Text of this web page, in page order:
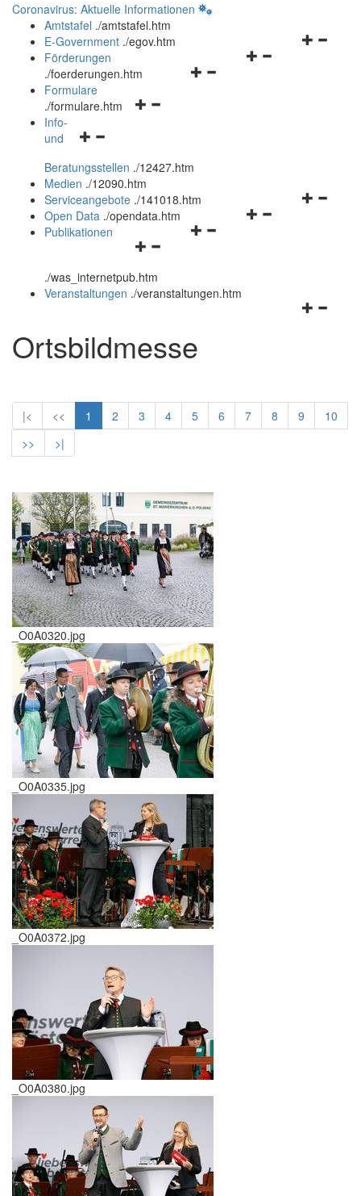
Coronavirus: Aktuelle Informationen
Amtstafel ./amtstafel.htm
Navigationsmenü
E-Government ./egov.htm
Navigationsmenü
Förderungen
./foerderungen.htm
Navigationsmenü
Formulare
./formulare.htm
Navigationsmenü
und
schließen
Info-
und
Beratungsstellen ./12427.htm
Medien ./12090.htm
Navigationsmenü
Serviceangebote ./141018.htm
Navigationsmenü
Open Data ./opendata.htm
Navigationsmenü
und
schließen
Publikationen
./was_internetpub.htm
Veranstaltungen ./veranstaltungen.htm
Ortsbildmesse
|< << 1 2 3 4 5 6 7 8 9
10
>>
>|
_O0A0320.jpg
_O0A0335.jpg
_O0A0372.jpg
_O0A0380.jpg